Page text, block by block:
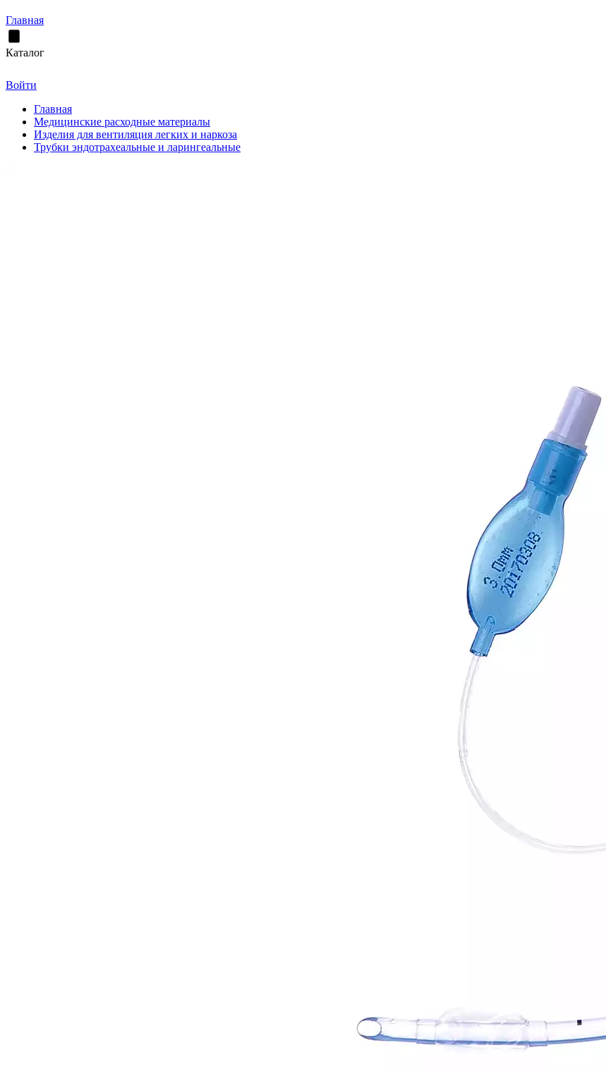
Главная
Каталог
Войти
Главная
Медицинские расходные материалы
Изделия для вентиляция легких и наркоза
Трубки эндотрахеальные и ларингеальные